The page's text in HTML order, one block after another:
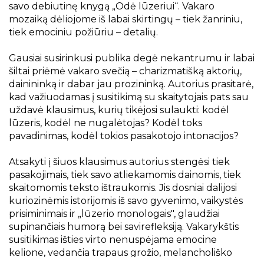
savo debiutinę knygą „Odė lūzeriui“. Vakaro
mozaiką dėliojome iš labai skirtingų – tiek žanriniu,
tiek emociniu požiūriu – detalių.
Gausiai susirinkusi publika degė nekantrumu ir labai
šiltai priėmė vakaro svečią – charizmatišką aktorių,
dainininką ir dabar jau prozininką. Autorius prasitarė,
kad važiuodamas į susitikimą su skaitytojais pats sau
uždavė klausimus, kurių tikėjosi sulaukti: kodėl
lūzeris, kodėl ne nugalėtojas? Kodėl toks
pavadinimas, kodėl tokios pasakotojo intonacijos?
Atsakyti į šiuos klausimus autorius stengėsi tiek
pasakojimais, tiek savo atliekamomis dainomis, tiek
skaitomomis teksto ištraukomis. Jis dosniai dalijosi
kuriozinėmis istorijomis iš savo gyvenimo, vaikystės
prisiminimais ir „lūzerio monologais", glaudžiai
supinančiais humorą bei savirefleksiją. Vakarykštis
susitikimas išties virto nenuspėjama emocine
kelione, vedančia trapaus grožio, melancholiško